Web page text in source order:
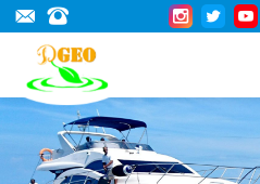
Assembled
Gun
Roving
for
Spray-